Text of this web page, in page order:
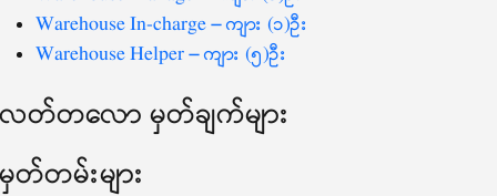
Warehouse In-charge – ကျား (၁)ဦး
Warehouse Helper – ကျား (၅)ဦး
လတ်တ‌လော မှတ်ချက်များ
မှတ်တမ်းများ